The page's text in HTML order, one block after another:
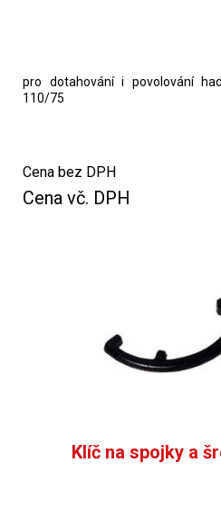
pro dotahování i povolování
110/75
Cena bez DPH
Cena vč. DPH
Klíč na spojky a